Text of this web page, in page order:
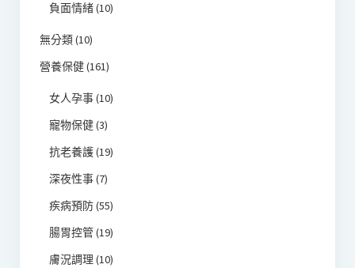
負面情緒(10)
無分類(10)
營養保健(161)
女人孕事(10)
寵物保健(3)
抗老養護(19)
深夜性事(7)
疾病預防(55)
腸胃控管(19)
膚況調理 (10)